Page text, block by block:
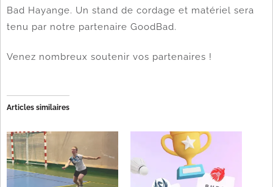
Bad Hayange. Un stand de cordage et matériel sera
tenu par notre partenaire GoodBad.
Venez nombreux soutenir vos partenaires !
Articles similaires